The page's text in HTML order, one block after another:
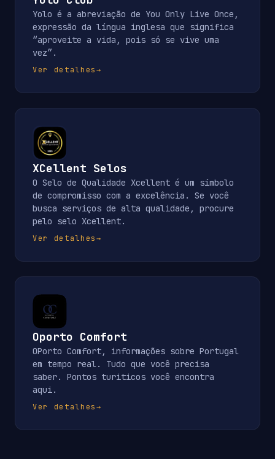
Yolo é a abreviação de You Only Live Once,
expressão da língua inglesa que significa
“aproveite a vida, pois só se vive uma
vez”.
Ver detalhes→
XCellent Selos
O Selo de Qualidade Xcellent é um símbolo
de compromisso com a excelência. Se você
busca serviços de alta qualidade, procure
pelo selo Xcellent.
Ver detalhes→
Oporto Comfort
OPorto Comfort, informações sobre Portugal
em tempo real. Tudo que você precisa
saber. Pontos turiticos você encontra
aqui.
Ver detalhes→